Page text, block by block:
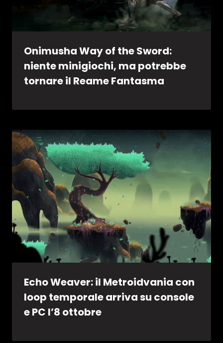
Onimusha Way of the Sword:
niente minigiochi, ma potrebbe
tornare il Reame Fantasma
Echo Weaver: il Metroidvania con
loop temporale arriva su console
e PC l’8 ottobre